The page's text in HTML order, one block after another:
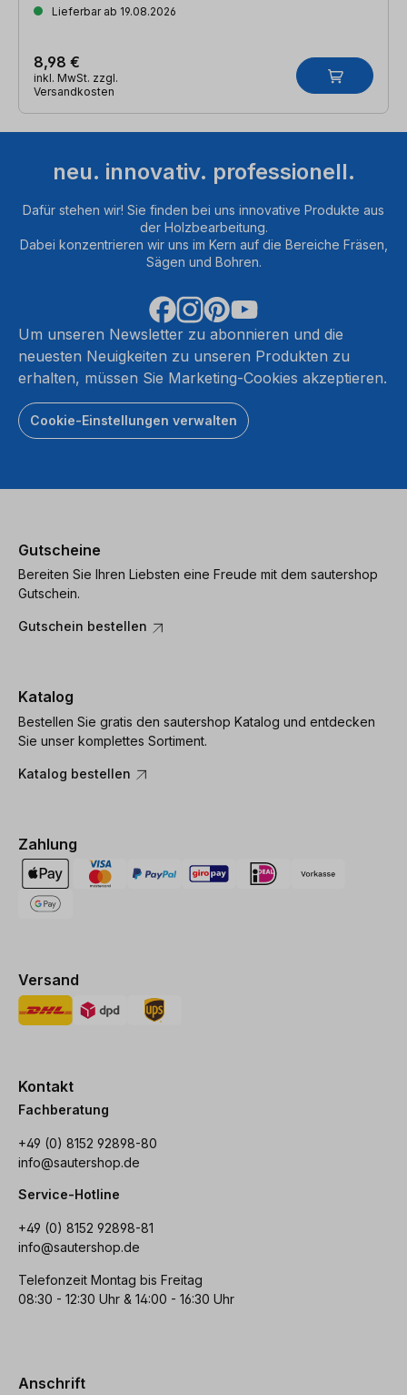
Lieferbar ab 19.08.2026
8,98 €
inkl. MwSt. zzgl.
Versandkosten
neu. innovativ. professionell.
Dafür stehen wir! Sie finden bei uns innovative Produkte aus
der Holzbearbeitung.
Dabei konzentrieren wir uns im Kern auf die Bereiche Fräsen,
Sägen und Bohren.
Um unseren Newsletter zu abonnieren und die
neuesten Neuigkeiten zu unseren Produkten zu
erhalten, müssen Sie Marketing-Cookies akzeptieren.
Cookie-Einstellungen verwalten
Gutscheine
Bereiten Sie Ihren Liebsten eine Freude mit dem sautershop
Gutschein.
Gutschein bestellen
Katalog
Bestellen Sie gratis den sautershop Katalog und entdecken
Sie unser komplettes Sortiment.
Katalog bestellen
Zahlung
Versand
Kontakt
Fachberatung
+49 (0) 8152 92898-80
info@sautershop.de
Service-Hotline
+49 (0) 8152 92898-81
info@sautershop.de
Telefonzeit Montag bis Freitag
08:30 - 12:30 Uhr & 14:00 - 16:30 Uhr
Anschrift